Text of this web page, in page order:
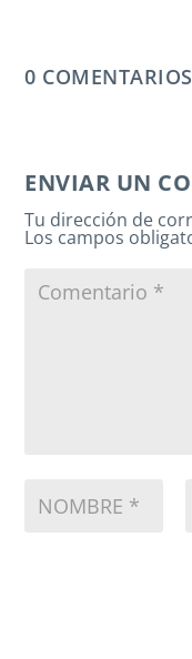
0 COMENTARIOS
ENVIAR UN
Tu dirección de
Los campos